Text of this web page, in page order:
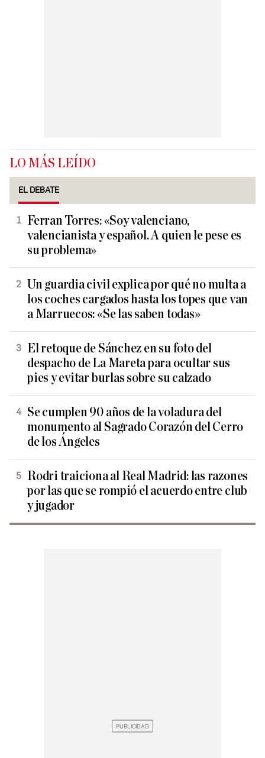
LO MÁS LEÍDO
EL DEBATE
Ferran Torres: «Soy valenciano,
valencianista y español. A quien le pese es
su problema»
Un guardia civil explica por qué no multa a
los coches cargados hasta los topes que van
a Marruecos: «Se las saben todas»
El retoque de Sánchez en su foto del
despacho de La Mareta para ocultar sus
pies y evitar burlas sobre su calzado
Se cumplen 90 años de la voladura del
monumento al Sagrado Corazón del Cerro
de los Ángeles
Rodri traiciona al Real Madrid: las razones
por las que se rompió el acuerdo entre club
y jugador